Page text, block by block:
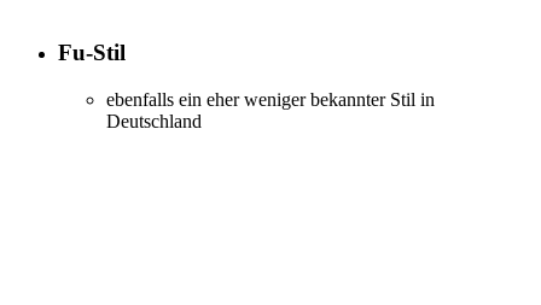
Fu-Stil
ebenfalls ein eher weniger bekannter Stil in
Deutschland